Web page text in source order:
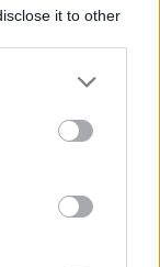
it to other